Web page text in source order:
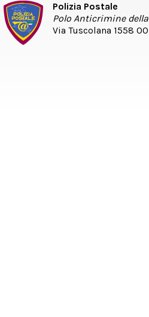
Polizia Postale
Polo Anticrimine
Via Tuscolana 1558